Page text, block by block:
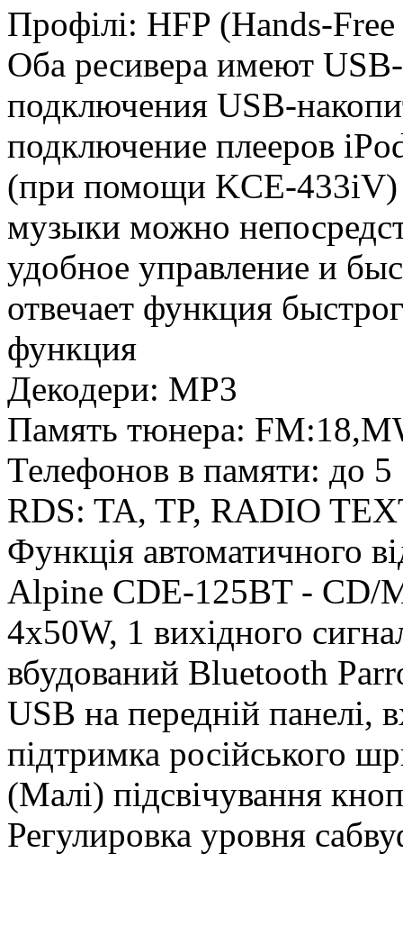
Профілі: HFP (Hands-
Оба ресивера имеют
подключения USB-
подключение плееров
(при помощи KCE-433iV)
музыки можно
удобное управление и
отвечает функция
функция
Декодери: MP3
Память тюнера:
Телефонов в памяти: до 5
RDS: TA, TP, RADIO
Функція автоматичного
Alpine CDE-125BT - CD/
4x50W, 1 вихідного
вбудований Bluetooth
USB на передній панелі,
підтримка російського
(Малі) підсвічування
Регулировка уровня